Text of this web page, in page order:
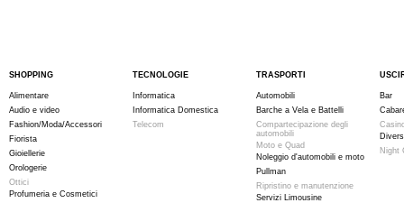
SHOPPING
Alimentare
Audio e video
Fashion/Moda/Accessori
Fiorista
Gioiellerie
Orologerie
Ottici
Profumeria e Cosmetici
TECNOLOGIE
Informatica
Informatica Domestica
Telecom
TRASPORTI
Automobili
Barche a Vela e Battelli
Compartecipazione degli
automobili
Moto e Quad
Noleggio d'automobili e moto
Pullman
Ripristino e manutenzione
Servizi Limousine
Bar
Night